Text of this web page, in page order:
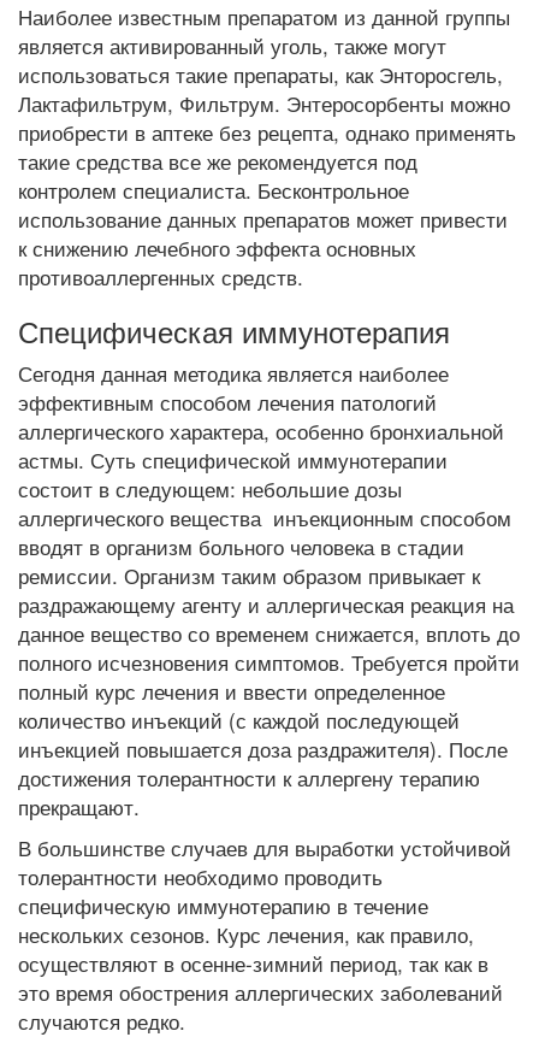
Наиболее известным препаратом из данной группы
является активированный уголь, также могут
использоваться такие препараты, как Энторосгель,
Лактафильтрум, Фильтрум. Энтеросорбенты можно
приобрести в аптеке без рецепта, однако применять
такие средства все же рекомендуется под
контролем специалиста. Бесконтрольное
использование данных препаратов может привести
к снижению лечебного эффекта основных
противоаллергенных средств.
Специфическая иммунотерапия
Сегодня данная методика является наиболее
эффективным способом лечения патологий
аллергического характера, особенно бронхиальной
астмы. Суть специфической иммунотерапии
состоит в следующем: небольшие дозы
аллергического вещества инъекционным способом
вводят в организм больного человека в стадии
ремиссии. Организм таким образом привыкает к
раздражающему агенту и аллергическая реакция на
данное вещество со временем снижается, вплоть до
полного исчезновения симптомов. Требуется пройти
полный курс лечения и ввести определенное
количество инъекций (с каждой последующей
инъекцией повышается доза раздражителя). После
достижения толерантности к аллергену терапию
прекращают.
В большинстве случаев для выработки устойчивой
толерантности необходимо проводить
специфическую иммунотерапию в течение
нескольких сезонов. Курс лечения, как правило,
осуществляют в осенне-зимний период, так как в
это время обострения аллергических заболеваний
случаются редко.